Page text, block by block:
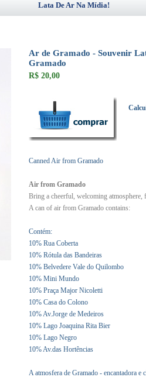
Lata De Ar Na Mídia!
Ar de Gramado - Souvenir
Gramado
R$ 20,00
Canned Air from Gramado
Air from Gramado
Bring a cheerful, welcoming atmosphere,
A can of air from Gramado contains:
Contém:
10% Rua Coberta
10% Rótula das Bandeiras
10% Belvedere Vale do Quilombo
10% Mini Mundo
10% Praça Major Nicoletti
10% Casa do Colono
10% Av.Jorge de Medeiros
10% Lago Joaquina Rita Bier
10% Lago Negro
10% Av.das Hortências
A atmosfera de Gramado - encantadora e